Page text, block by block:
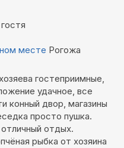
месте Рогожа
гостеприимные,
удачное, все
конный двор, магазины
просто пушка.
отдых.
рыбка от хозяина